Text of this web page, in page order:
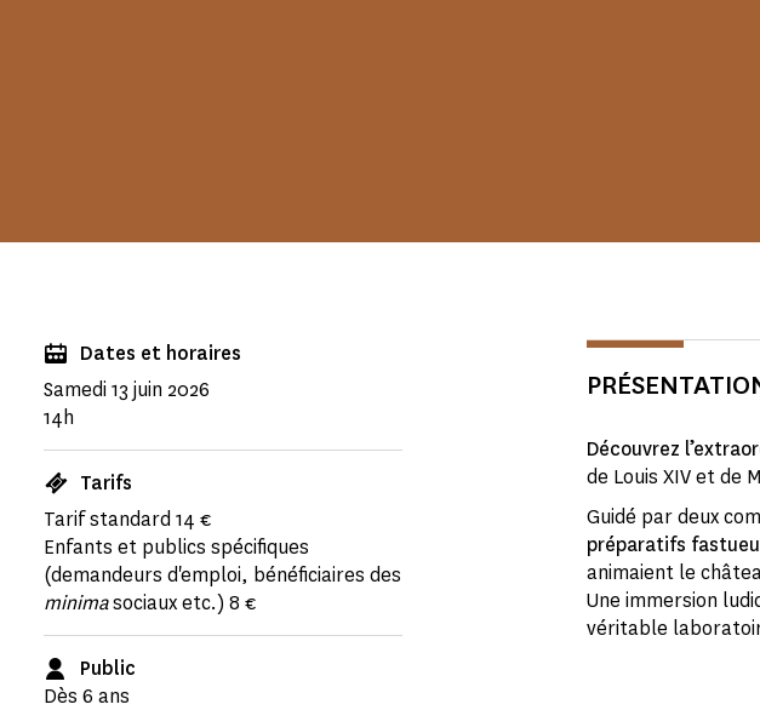
Dates et horaires
Samedi 13 juin 2026
14h
Tarifs
Tarif standard 14 €
Enfants et publics spécifiques
(demandeurs d'emploi, bénéficiaires des
minimasociaux etc.) 8 €
Public
Dès 6 ans
Découvrez
de Louis XIV et de
Guidé par deux
préparatifs
animaient le
Une immersion
véritable